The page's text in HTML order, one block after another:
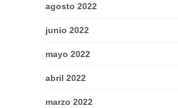
agosto 2022
junio 2022
mayo 2022
abril 2022
marzo 2022